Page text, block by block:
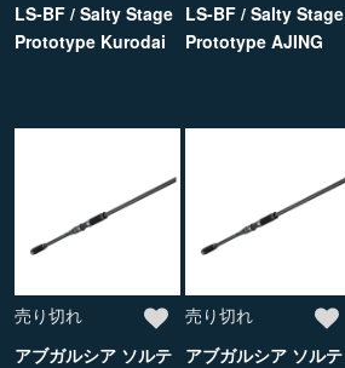
LS-BF / Salty Stage
Prototype Kurodai
LS-BF / Salty Stage
Prototype AJING
売り切れ
アブガルシア ソルテ
売り切れ
アブガルシア ソルテ